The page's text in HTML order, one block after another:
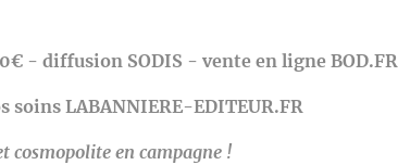
- diffusion SODIS - vente en ligne BOD.FR
LABANNIERE-EDITEUR.FR
cosmopolite en campagne !